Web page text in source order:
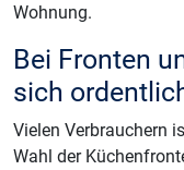
Wohnung.
Bei Fronten
sich
Vielen Verbrauchern
Wahl der